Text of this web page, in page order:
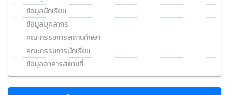
ข้อมูลนักเรียน
ข้อมูลบุคลากร
คณะกรรมการสถานศึกษา
คณะกรรมการนักเรียน
ข้อมูลอาคารสถานที่